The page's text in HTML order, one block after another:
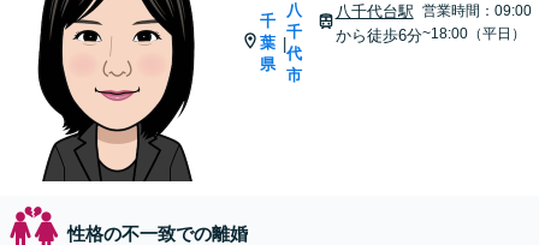
千
葉
県
|
八
千
代
市
八千代台駅
から徒歩6分
営業時間：09:00
~18:00（平日）
性格の不一致での離婚